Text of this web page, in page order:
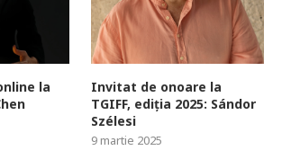
la
Invitat de onoare la
TGIFF, ediția 2025: Sándor
Szélesi
9 martie 2025